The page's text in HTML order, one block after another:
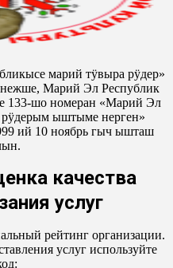
марий тӱвыра рӱдер»
Марий Эл Республик
133-шо номеран «Марий Эл
ыштыме нерген»
ий 10 ноябрь гыч ышташ
качества
услуг
рейтинг организации.
услуг используйте